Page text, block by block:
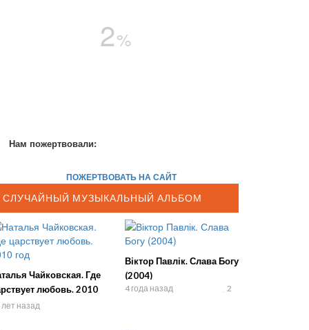
2%
Нам пожертвовали:
ПОЖЕРТВОВАТЬ НА САЙТ
СЛУЧАЙНЫЙ МУЗЫКАЛЬНЫЙ АЛЬБОМ
Чайковская. Где
любовь. 2010
лет назад
Віктор Павлік. Слава Богу
(2004)
4 года назад 2